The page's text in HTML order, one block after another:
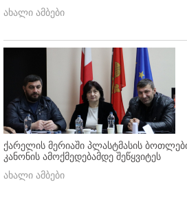
ახალი ამბები
ქარელის მერიაში პლასტმასის
კანონის ამოქმედებამდე შეწყვიტეს
ახალი ამბები